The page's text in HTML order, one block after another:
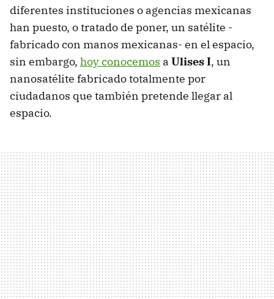
diferentes instituciones o agencias mexicanas
han puesto, o tratado de poner, un satélite -
fabricado con manos mexicanas- en el espacio,
sin embargo, hoy conocemos a Ulises I, un
nanosatélite fabricado totalmente por
ciudadanos que también pretende llegar al
espacio.